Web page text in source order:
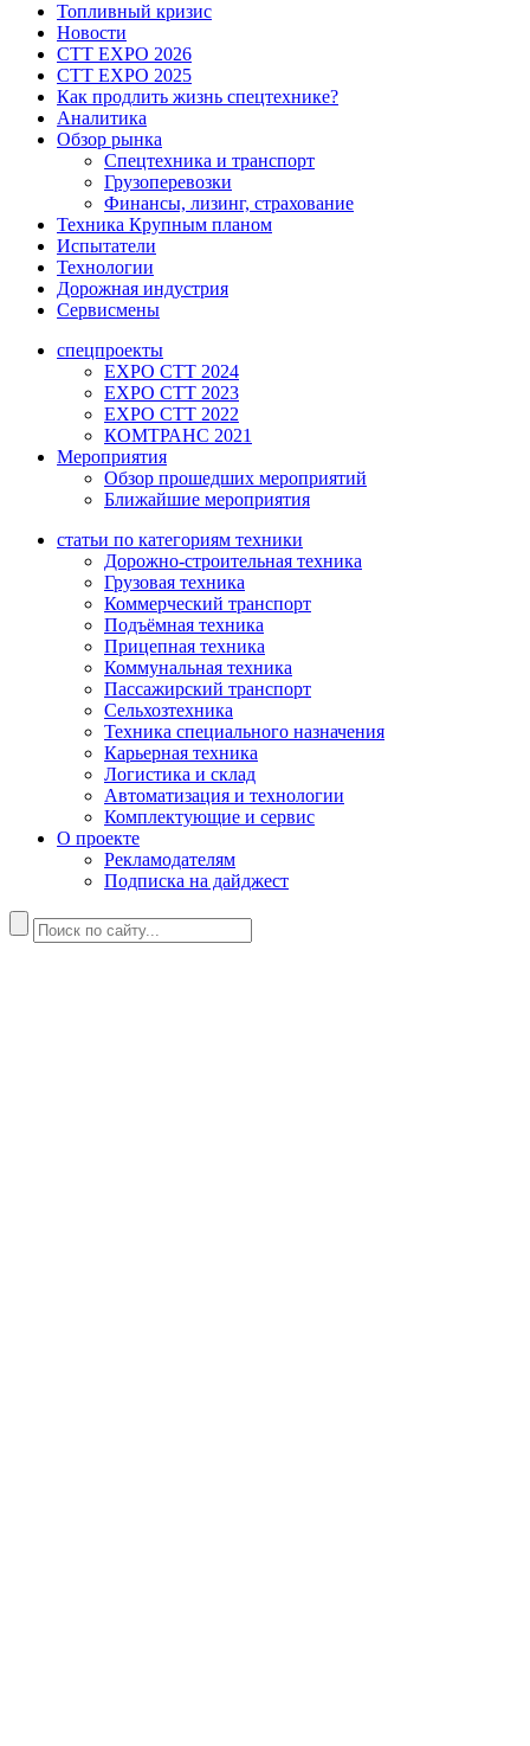
Топливный кризис
Новости
CTT EXPO 2026
CTT EXPO 2025
Как продлить жизнь спецтехнике?
Аналитика
Обзор рынка
Спецтехника и транспорт
Грузоперевозки
Финансы, лизинг, страхование
Техника Крупным планом
Испытатели
Технологии
Дорожная индустрия
Сервисмены
спецпроекты
EXPO CTT 2024
EXPO CTT 2023
EXPO CTT 2022
КОМТРАНС 2021
Мероприятия
Обзор прошедших мероприятий
Ближайшие мероприятия
статьи по категориям техники
Дорожно-строительная техника
Грузовая техника
Коммерческий транспорт
Подъёмная техника
Прицепная техника
Коммунальная техника
Пассажирский транспорт
Сельхозтехника
Техника специального назначения
Карьерная техника
Логистика и склад
Автоматизация и технологии
Комплектующие и сервис
О проекте
Рекламодателям
Подписка на дайджест